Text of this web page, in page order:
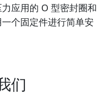
应用的 O 型密封圈和
个固定件进行简单安
们